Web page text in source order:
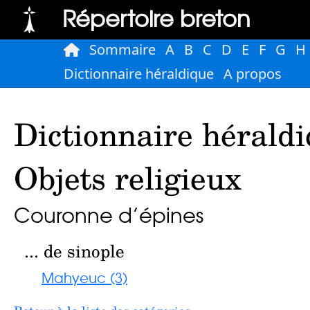
Répertoire breton
Sommaire A B C D E F G H
Dictionnaire héraldique A propos
Dictionnaire
Objets religieux
Couronne d’épines
... de sinople
Mahyeuc (3)